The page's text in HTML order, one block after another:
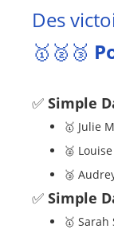
Des
🥇🥈🥉
✅ Simple
🥇 Julie
🥈
🥉
✅ Simple
🥇 Sarah